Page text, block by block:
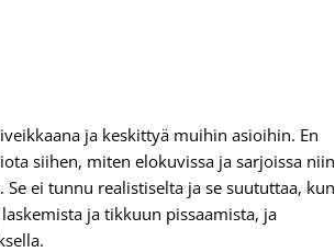
ja keskittyä muihin asioihin. En
siihen, miten elokuvissa ja sarjoissa niin
ei tunnu realistiselta ja se suututtaa, kun
ja tikkuun pissaamista, ja